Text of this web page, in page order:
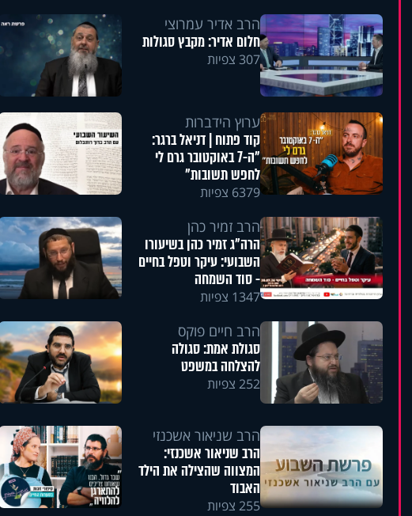
הרב אדיר עמרוצי
חלום אדיר: מקבץ סגולות
307 צפיות
ערוץ הידברות
קוד פתוח | דניאל ברגר:
"ה-7 באוקטובר גרם לי
לחפש תשובות"
6379 צפיות
הרב זמיר כהן
הרה"ג זמיר כהן בשיעורו
השבועי: עיקר וטפל בחיים
- סוד השמחה
1347 צפיות
הרב חיים פוקס
סגולת אמת: סגולה
להצלחה במשפט
252 צפיות
הרב שניאור אשכנזי
הרב שניאור אשכנזי:
המצווה שהצילה את הילד
האבוד
255 צפיות